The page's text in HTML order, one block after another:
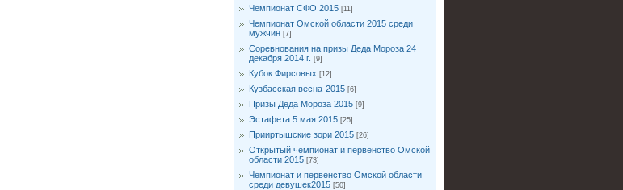
Чемпионат СФО 2015 [11]
Чемпионат Омской области 2015 среди
мужчин [7]
Соревнования на призы Деда Мороза 24
декабря 2014 г. [9]
Кубок Фирсовых [12]
Кузбасская весна-2015 [6]
Призы Деда Мороза 2015 [9]
Эстафета 5 мая 2015 [25]
Прииртышские зори 2015 [26]
Открытый чемпионат и первенство Омской
области 2015 [73]
Чемпионат и первенство Омской области
среди девушек2015 [50]